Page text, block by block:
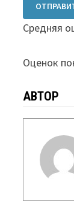
Средняя
Оценок
АВТОР